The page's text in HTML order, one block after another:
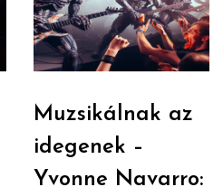
Muzsikálnak az
idegenek –
Yvonne Navarro: